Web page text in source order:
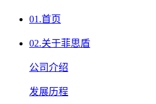
01.首页
02.关于菲思盾
公司介绍
发展历程